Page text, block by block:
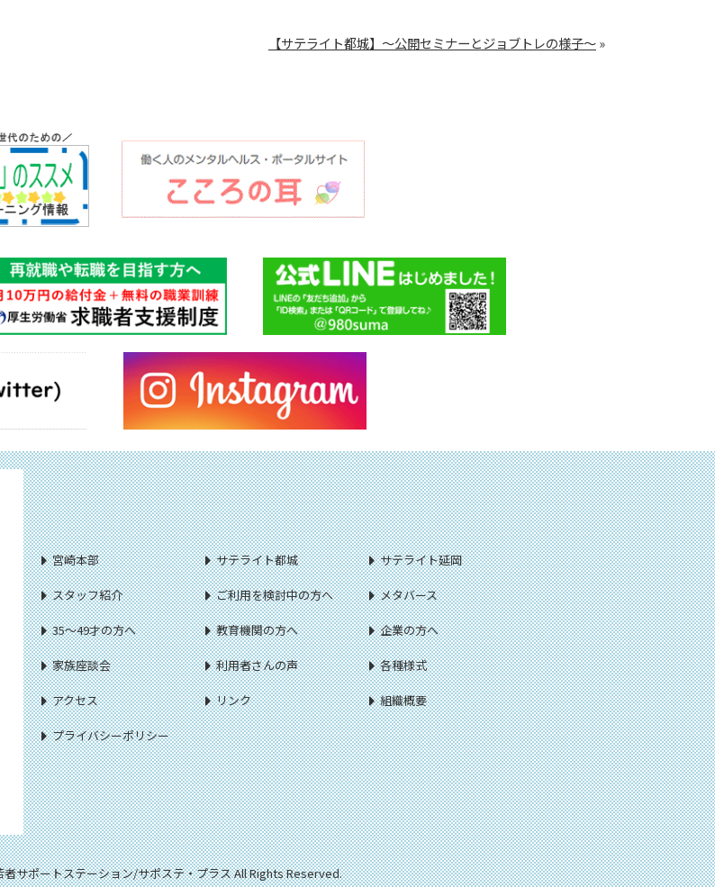
【サテライト都城】～公開セミナーとジョブトレの様子～»
宮崎本部 サテライト都城 サテライト延岡
スタッフ紹介 ご利用を検討中の方へ メタバース
35～49才の方へ 教育機関の方へ 企業の方へ
家族座談会 利用者さんの声 各種様式
アクセス リンク 組織概要
プライバシーポリシー
サポートステーション/サポステ・プラス All Rights Reserved.